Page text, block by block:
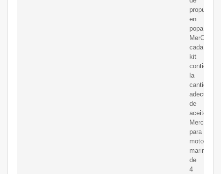
propulsión
en
popa
cada
kit
contiene
la
cantidad
adecuada
de
aceite
Mercury
para
motores
marinos
de
4